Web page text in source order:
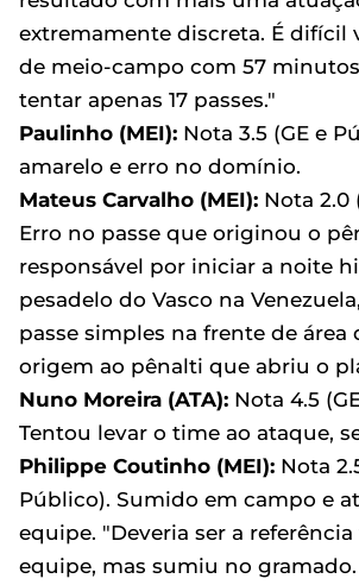
extremamente discreta. É difícil
de meio-campo com 57
tentar apenas 17 passes."
Paulinho (MEI): Nota 3.5 (GE e
amarelo e erro no domínio.
Mateus Carvalho (MEI): Nota 2.0
Erro no passe que originou o
responsável por iniciar a noite
pesadelo do Vasco na
passe simples na frente de área
origem ao pênalti que abriu o
Nuno Moreira (ATA): Nota 4.5
Tentou levar o time ao ataque,
Philippe Coutinho (MEI): Nota
Público). Sumido em campo e
equipe. "Deveria ser a
equipe, mas sumiu no gramado.